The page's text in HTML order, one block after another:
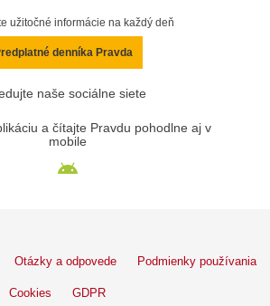
užitočné informácie na každý deň
denníka Pravda
naše sociálne siete
a čítajte Pravdu pohodlne aj v
mobile
Otázky a odpovede Podmienky používania
Cookies GDPR